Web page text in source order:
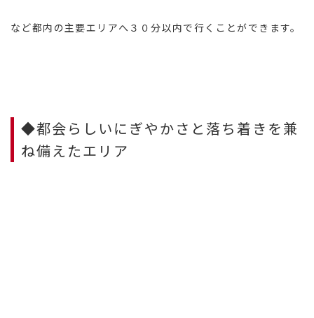
など都内の主要エリアへ３０分以内で行くことができます。
◆都会らしいにぎやかさと落ち着きを兼
ね備えたエリア